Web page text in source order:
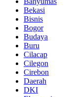
Bekasi
Bisnis
Bogor
Budaya
Buru
Cilacap
Cilegon
Cirebon
Daerah
DKI